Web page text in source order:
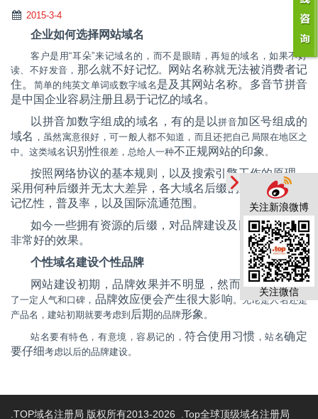
关注新浪微博
关注微信
2015-3-4
企业如何选择网站域名
客户是用“耳朵”来记域名的，而不是眼睛，再短的域名，如果不好
读、不好发音， 那么就不好记忆。
网站名称就无法被消费者记
住。 简单的纯英文单词或数字域名 是及其网站名称。多音节拼音
是中国企业容易注册且易于记忆的域名。
以拼音加数字组成的域名，有的是以拼音加区号组成的
域名 ，虽然寓意很好，可一般人都不知道，而且还把自己局限在地区之
中。这类域名识别性很差，总给人一种不正规网站的印象 。
按照网络协议的基本规则，以及搜索引擎工作的原理，
采用何种后缀并无太大差异，各大域名后缀的差异主要在于
记忆性，普及率，以及国际流通范围。
如今一些拥有资源的后缀，对品牌建设及网络营销都有
非常好的效果。
个性域名建设个性品牌
网站建设初期，品牌效果并不明显，然而 在某个行业聚集
了一定人气和口碑， 品牌效应便会产生很大影响。无论是人名还是
产品名，建站初期就要考虑到 后期 的品牌形象 。
站名要有特色，有意境，容易记的，符合使用习惯 ，站名确定
要仔细考虑以后的品牌建设。
.TOP域名注册局 版权所有2013-2026 .Top全球顶级域名注册局